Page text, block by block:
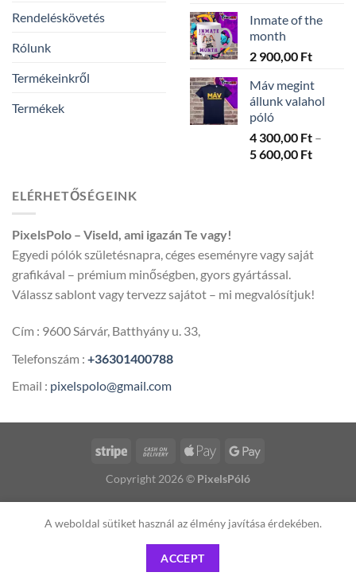
Rendeléskövetés
Rólunk
Termékeinkről
Termékek
300,00
5
Inmate of the
month
2 900,00 Ft
Máv megint
állunk valahol
póló
4 300,00 Ft –
5 600,00 Ft
ELÉRHETŐSÉGEINK
PixelsPolo – Viseld, ami igazán Te vagy!
Egyedi pólók születésnapra, céges eseményre vagy saját
grafikával – prémium minőségben, gyors gyártással.
Válassz sablont vagy tervezz sajátot – mi megvalósítjuk!
Cím : 9600 Sárvár, Batthyány u. 33,
Telefonszám : +36301400788
Email : pixelspolo@gmail.com
Copyright 2026 © PixelsPóló
A weboldal sütiket használ az élmény javítása érdekében.
ACCEPT